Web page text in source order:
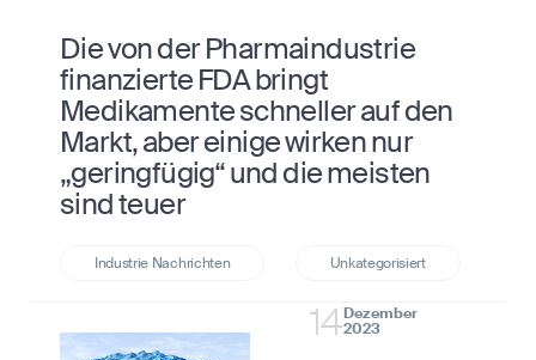
Die von der Pharmaindustrie
finanzierte FDA bringt
Medikamente schneller auf den
Markt, aber einige wirken nur
„geringfügig“ und die meisten
sind teuer
14Dezember
2023